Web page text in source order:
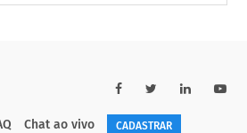
Chat ao vivo CADASTRAR